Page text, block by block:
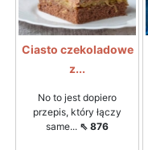
Ciasto czekoladowe
z...
No to jest dopiero
przepis, który łączy
same... ⇖ 876